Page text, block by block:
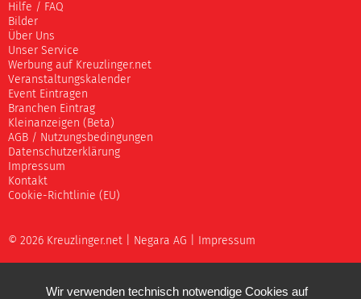
Hilfe / FAQ
Bilder
Über Uns
Unser Service
Werbung auf Kreuzlinger.net
Veranstaltungskalender
Event Eintragen
Branchen Eintrag
Kleinanzeigen (Beta)
AGB / Nutzungsbedingungen
Datenschutzerklärung
Impressum
Kontakt
Cookie-Richtlinie (EU)
© 2026 Kreuzlinger.net | Negara AG Impressum
Wir verwenden technisch notwendige Cookies auf